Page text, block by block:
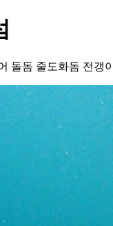
돌돔 줄도화돔 전갱